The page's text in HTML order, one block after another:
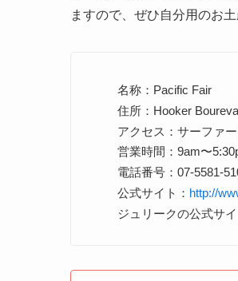
ますので、ぜひ自分用のお
名称：Pacific Fair
住所：Hooker
アクセス：サーファ
営業時間：9am〜
電話番号：07-5581-
公式サイト： http://
ジュリークの公式サイ